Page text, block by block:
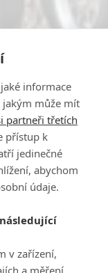
informace
jakým může mít
partneři třetích
přístup k
jedinečné
abychom
údaje.
v zařízení,
a měření